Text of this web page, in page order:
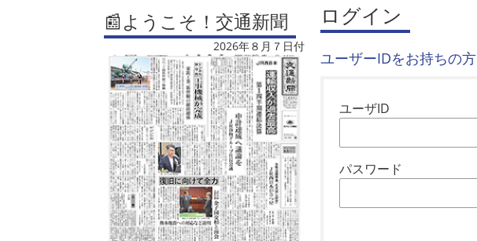
📰ようこそ！交通新聞
2026年８月７日付
ログイン
ユーザーIDをお持ちの方
ユーザID
パスワード